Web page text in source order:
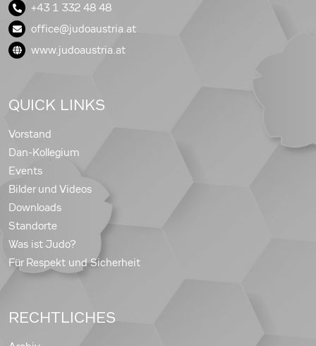
+43 1 332 48 48
office@judoaustria.at
www.judoaustria.at
QUICK LINKS
Vorstand
Dan-Kollegium
Events
Bilder und Videos
Downloads
Standorte
Was ist Judo?
Für Respekt und Sicherheit
RECHTLICHES